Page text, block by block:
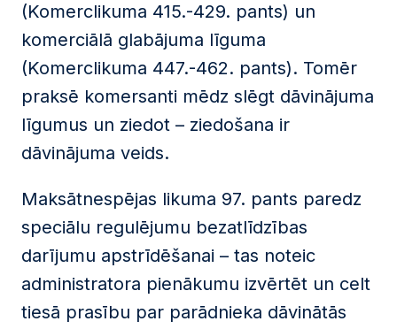
(Komerclikuma 415.-429. pants) un
komerciālā glabājuma līguma
(Komerclikuma 447.-462. pants). Tomēr
praksē komersanti mēdz slēgt dāvinājuma
līgumus un ziedot – ziedošana ir
dāvinājuma veids.
Maksātnespējas likuma 97. pants paredz
speciālu regulējumu bezatlīdzības
darījumu apstrīdēšanai – tas noteic
administratora pienākumu izvērtēt un celt
tiesā prasību par parādnieka dāvinātās